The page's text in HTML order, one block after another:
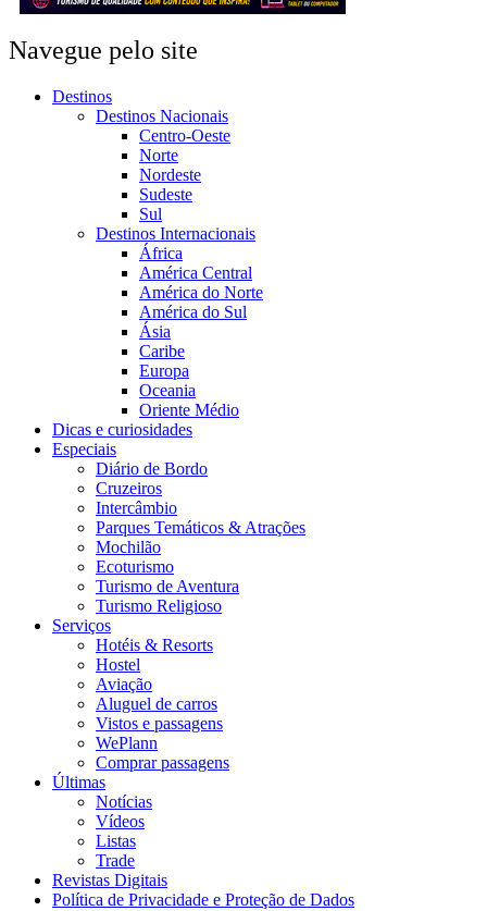
Navegue pelo site
Destinos
Destinos Nacionais
Centro-Oeste
Norte
Nordeste
Sudeste
Sul
Destinos Internacionais
África
América Central
América do Norte
América do Sul
Ásia
Caribe
Europa
Oceania
Oriente Médio
Dicas e curiosidades
Especiais
Diário de Bordo
Cruzeiros
Intercâmbio
Parques Temáticos & Atrações
Mochilão
Ecoturismo
Turismo de Aventura
Turismo Religioso
Serviços
Hotéis & Resorts
Hostel
Aviação
Aluguel de carros
Vistos e passagens
WePlann
Comprar passagens
Últimas
Notícias
Vídeos
Listas
Trade
Revistas Digitais
Política de Privacidade e Proteção de Dados